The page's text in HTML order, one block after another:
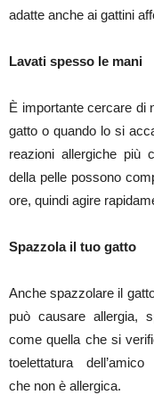
adatte anche ai gattini
Lavati spesso le mani
È importante cercare di
gatto o quando lo si
reazioni allergiche più
della pelle possono
ore, quindi agire
Spazzola il tuo gatto
Anche spazzolare il
può causare allergia,
come quella che si
toelettatura
che non è allergica.